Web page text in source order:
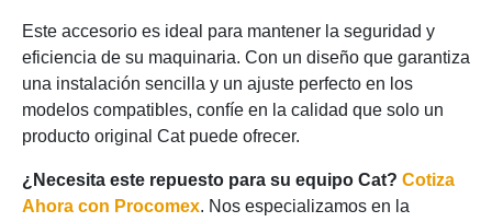
Este accesorio es ideal para mantener la seguridad y
eficiencia de su maquinaria. Con un diseño que garantiza
una instalación sencilla y un ajuste perfecto en los
modelos compatibles, confíe en la calidad que solo un
producto original Cat puede ofrecer.
¿Necesita este repuesto para su equipo Cat? Cotiza
Ahora con Procomex. Nos especializamos en la